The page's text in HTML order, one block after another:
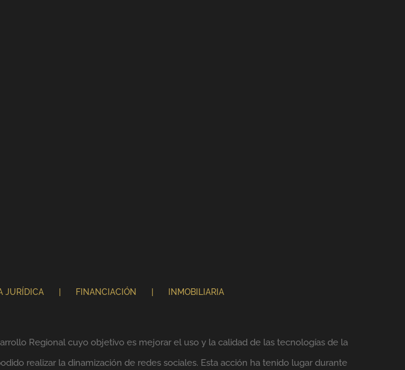
JURÍDICA FINANCIACIÓN INMOBILIARIA
Regional cuyo objetivo es mejorar el uso y la calidad de las tecnologías de la
realizar la dinamización de redes sociales. Esta acción ha tenido lugar durante